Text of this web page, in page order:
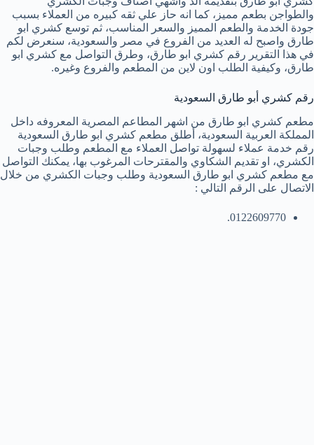
والطواجن بطعم مميز، كما انه حاز علي ثقه كبيره من العملاء بسبب
جودة الخدمة والطعم المميز والسعر المناسب، ثم توسع كشري ابو
طارق واصبح له العديد من الفروع في مصر والسعودية، سنعرض لكم
في هذا التقرير رقم كشري ابو طارق، وطرق التواصل مع كشري ابو
طارق، وكيفية الطلب اون لاين من المطعم والفروع وغيره.
رقم كشري أبو طارق السعودية
مطعم كشري ابو طارق من اشهر المطاعم المصرية المعروفه داخل
المملكة العربية السعودية، أطلق مطعم كشري ابو طارق السعودية
رقم خدمة عملاء لسهولة تواصل العملاء مع المطعم وطلب وجبات
الكشري، او تقديم الشكاوي والمقترحات المرغوب بها، يمكنك التواصل
مع مطعم كشري ابو طارق السعودية وطلب وجبات الكشري من خلال
الاتصال على الرقم التالي :
0122609770.